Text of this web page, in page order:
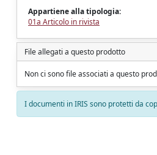
Appartiene alla tipologia:
01a Articolo in rivista
File allegati a questo prodotto
Non ci sono file associati a questo
I documenti in IRIS sono protetti da